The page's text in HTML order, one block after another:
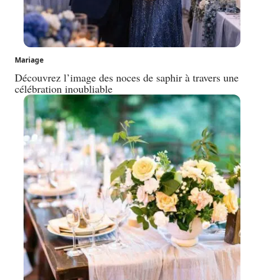
Mariage
Découvrez l’image des noces de saphir à travers une
célébration inoubliable